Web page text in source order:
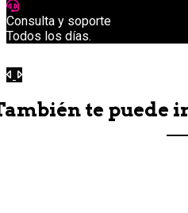
Consulta y soporte
Todos los días.
Anterior
Siguiente
te puede